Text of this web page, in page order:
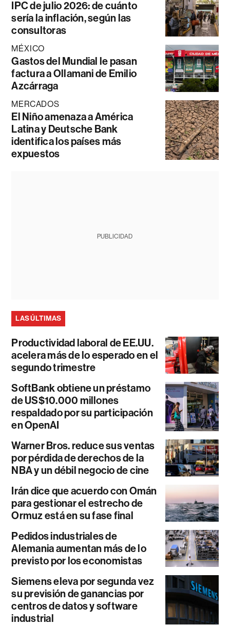
IPC de julio 2026: de cuánto
sería la inflación, según las
consultoras
MÉXICO
Gastos del Mundial le pasan
factura a Ollamani de Emilio
Azcárraga
MERCADOS
El Niño amenaza a América
Latina y Deutsche Bank
identifica los países más
expuestos
PUBLICIDAD
LAS ÚLTIMAS
Productividad laboral de EE.UU.
acelera más de lo esperado en el
segundo trimestre
SoftBank obtiene un préstamo
de US$10.000 millones
respaldado por su participación
en OpenAI
Warner Bros. reduce sus ventas
por pérdida de derechos de la
NBA y un débil negocio de cine
Irán dice que acuerdo con Omán
para gestionar el estrecho de
Ormuz está en su fase final
Pedidos industriales de
Alemania aumentan más de lo
previsto por los economistas
Siemens eleva por segunda vez
su previsión de ganancias por
centros de datos y software
industrial